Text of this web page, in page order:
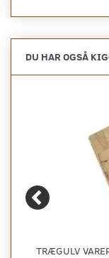
DU HAR OGSÅ
TRÆGULV